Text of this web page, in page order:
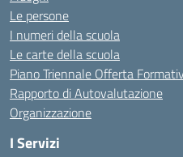
Le persone
I numeri della scuola
Le carte della scuola
Piano Triennale Offerta
Rapporto di Autovalutazione
Organizzazione
I Servizi